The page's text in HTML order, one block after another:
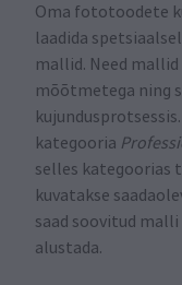
Oma fototoodete
laadida
mallid. Need
mõõtmetega ning
kategooria
selles kategoorias
kuvatakse
saad soovitud
alustada.